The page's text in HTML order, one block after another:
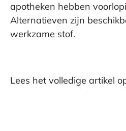
apotheken hebben
Alternatieven zijn
werkzame stof.
Lees het volledige artikel